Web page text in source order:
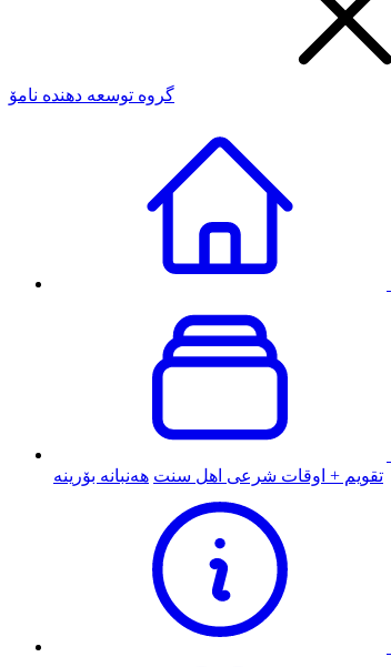
گروه توسعه دهنده نامۆ
تقویم + اوقات شرعی اهل سنت هەنبانە بۆرینە